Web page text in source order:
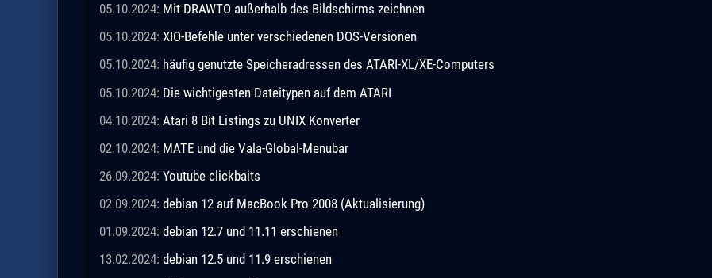
05.10.2024: Mit DRAWTO außerhalb des Bildschirms zeichnen
05.10.2024: XIO-Befehle unter verschiedenen DOS-Versionen
05.10.2024: häufig genutzte Speicheradressen des ATARI-XL/XE-Computers
05.10.2024: Die wichtigesten Dateitypen auf dem ATARI
04.10.2024: Atari 8 Bit Listings zu UNIX Konverter
02.10.2024: MATE und die Vala-Global-Menubar
26.09.2024: Youtube clickbaits
02.09.2024: debian 12 auf MacBook Pro 2008 (Aktualisierung)
01.09.2024: debian 12.7 und 11.11 erschienen
13.02.2024: debian 12.5 und 11.9 erschienen